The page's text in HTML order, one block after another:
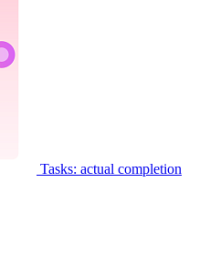
Tasks: actual completion